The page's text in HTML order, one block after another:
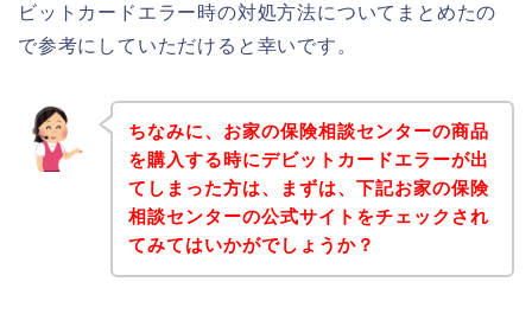
ビットカードエラー時の対処方法についてまとめたの
で参考にしていただけると幸いです。
ちなみに、お家の保険相談センターの商品
を購入する時にデビットカードエラーが出
てしまった方は、まずは、下記お家の保険
相談センターの公式サイトをチェックされ
てみてはいかがでしょうか？